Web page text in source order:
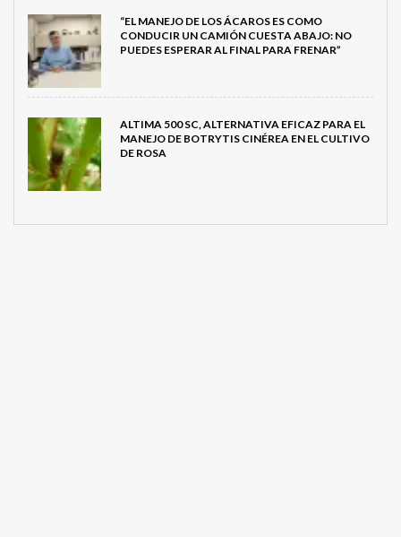
“EL MANEJO DE LOS ÁCAROS ES COMO
CONDUCIR UN CAMIÓN CUESTA ABAJO: NO
PUEDES ESPERAR AL FINAL PARA FRENAR”
ALTIMA 500 SC, ALTERNATIVA EFICAZ PARA EL
MANEJO DE BOTRYTIS CINÉREA EN EL CULTIVO
DE ROSA